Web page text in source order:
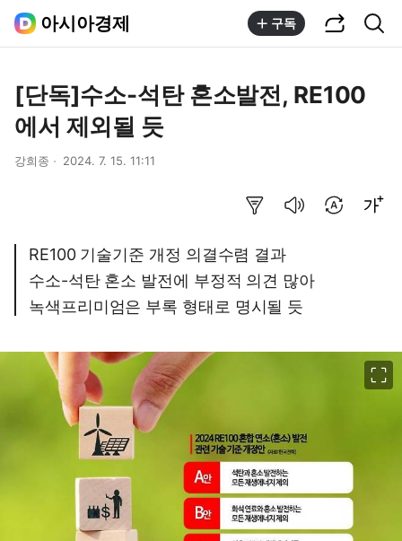
아시아경제 구독
[단독]수소-석탄 혼소발전, RE100
에서 제외될 듯
강희종 2024. 7. 15. 11:11
RE100 기술기준 개정 의결수렴 결과
수소-석탄 혼소 발전에 부정적 의견 많아
녹색프리미엄은 부록 형태로 명시될 듯